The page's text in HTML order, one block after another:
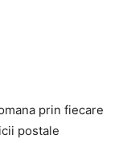
prin fiecare
postale